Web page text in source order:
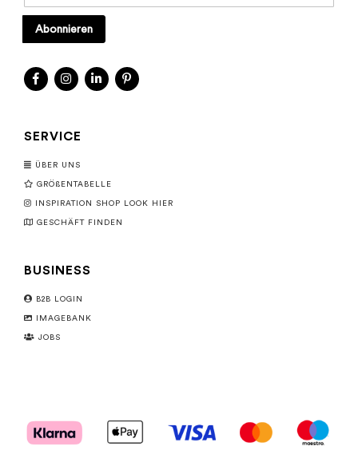
Abonnieren
SERVICE
ÜBER UNS
GRÖßENTABELLE
INSPIRATION SHOP LOOK HIER
GESCHÄFT FINDEN
BUSINESS
B2B LOGIN
IMAGEBANK
JOBS